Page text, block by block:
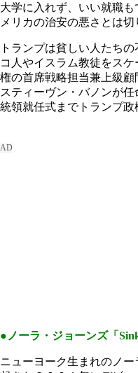
大学に入れず、いい就職
メリカの治安の悪さとは切
トランプは貧しい人たち
コ人やイスラム教徒をス
権の首席戦略担当兼上級
スティーヴン・バノンが
統領就任式までトランプ政
●ノーラ・ジョーンズ「
ニューヨーク生まれのノ